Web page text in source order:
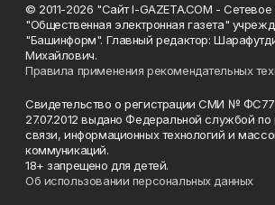
© 2011-2026 "Сайт I-GAZETA.COM - Сетевое
"Общественная электронная газета"
"Башинформ". Главный редактор:
Михайлович.
Правила применения рекомендательных
Свидетельство о регистрации СМИ №
27.07.2012 выдано Федеральной службой
связи, информационных технологий и
коммуникаций.
18+ запрещено для детей.
Об использовании персональных данных